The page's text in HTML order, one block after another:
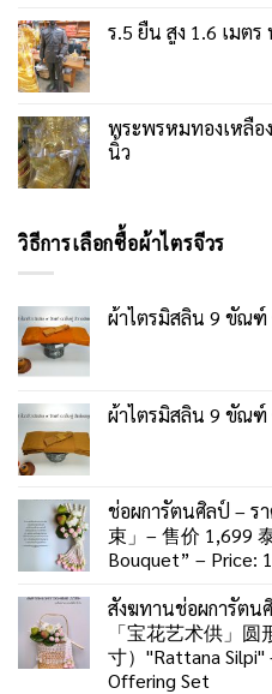
ร.5 ยืน สูง 1.6 เมต
พระพรหมทองเหลื
นิ้ว
วิธีการเลือกซื้อผ้าไตรจีวร
ผ้าไตรมิสลิน 9 ขัณฑ์
ผ้าไตรมิสลิน 9 ขัณ
ช่อผการัตนศิลป์ – ร
束」– 售价 1,699
Bouquet” – Price:
สังฆทานช่อผการัตน
「宝花艺术供」
寸）"Rattana Silpi"
Offering Set